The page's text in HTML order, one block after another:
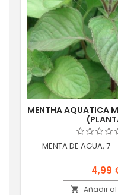
MENTHA AQUATICA
MENTA DE AGUA,
4,99
 Añadir